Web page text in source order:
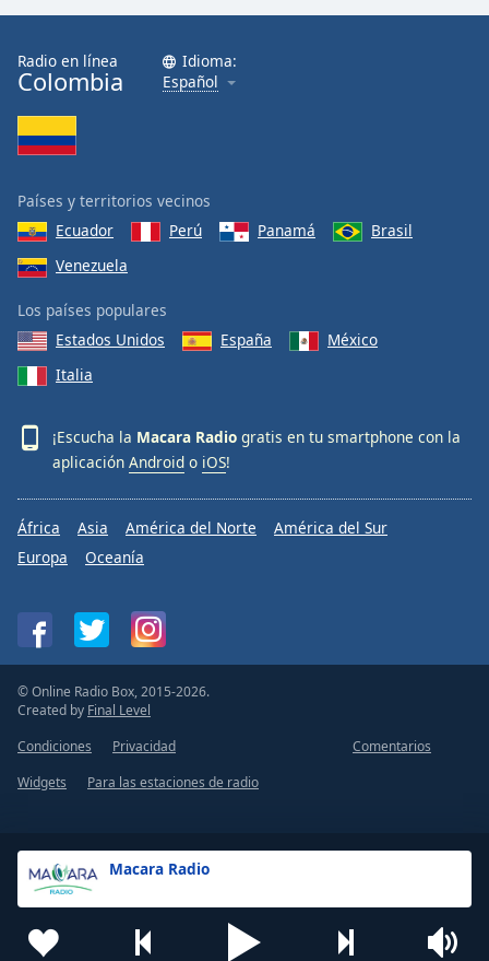
Macara Radio
Radio en línea
Colombia
Idioma:
Español
Países y territorios vecinos
Ecuador
Perú Panamá
Brasil
Venezuela
Los países populares
Estados Unidos
España
México
Italia
¡Escucha la Macara Radio gratis en tu smartphone con la
aplicación Android o iOS!
África Asia América del Norte
América del Sur
Europa
Oceanía
© Online Radio Box, 2015-2026.
Created by Final Level
Condiciones
Privacidad
Comentarios
Widgets
Para las estaciones de radio